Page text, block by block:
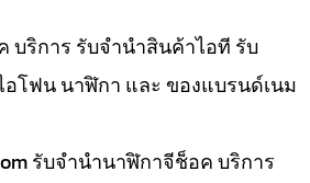
บริการ รับจำนำสินค้าไอที รับ
โฟน นาฬิกา และ ของแบรนด์เนม
รับจำนำนาฬิกาจีช็อค บริการ